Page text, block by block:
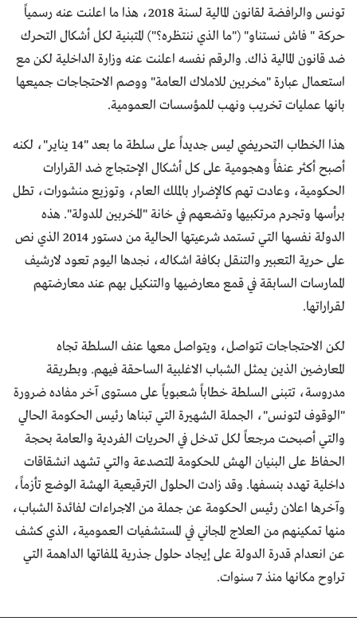
تونس والرافضة لقانون المالية لسنة 2018، هذا ما اعلنت عنه رسمياً
حركة " فاش نستناو" ("ما الذي ننتظره؟") المتبنية لكل أشكال التحرك
ضد قانون المالية ذاك. والرقم نفسه اعلنت عنه وزارة الداخلية لكن مع
استعمال عبارة "مخربين للاملاك العامة" ووصم الاحتجاجات جميعها
بانها عمليات تخريب ونهب للمؤسسات العمومية.
هذا الخطاب التحريضي ليس جديداً على سلطة ما بعد "14 يناير"، لكنه
أصبح أكثر عنفاً وهجومية على كل أشكال الإحتجاج ضد القرارات
الحكومية، وعادت تهم كالإضرار بالملك العام، وتوزيع منشورات، تطل
برأسها وتجرم مرتكبيها وتضعهم في خانة "المخربين للدولة". هذه
الدولة نفسها التي تستمد شرعيتها الحالية من دستور 2014 الذي نص
على حرية التعبير والتنقل بكافة اشكاله، نجدها اليوم تعود لارشيف
الممارسات السابقة في قمع معارضيها والتنكيل بهم عند معارضتهم
لقراراتها.
لكن الاحتجاجات تتواصل، ويتواصل معها عنف السلطة تجاه
المعارضين الذين يمثل الشباب الاغلبية الساحقة فيهم. وبطريقة
مدروسة، تتبنى السلطة خطاباً شعبوياً على مستوى آخر مفاده ضرورة
"الوقوف لتونس"، الجملة الشهيرة التي تبناها رئيس الحكومة الحالي
والتي أصبحت مرجعاً لكل تدخل في الحريات الفردية والعامة بحجة
الحفاظ على البنيان الهش للحكومة المتصدعة والتي تشهد انشقاقات
داخلية تهدد بنسفها. وقد زادت الحلول الترقيعية الهشة الوضع تأزماً،
وآخرها اعلان رئيس الحكومة عن جملة من الاجراءات لفائدة الشباب،
منها تمكينهم من العلاج المجاني في المستشفيات العمومية، الذي كشف
عن انعدام قدرة الدولة على إيجاد حلول جذرية لملفاتها الداهمة التي
تراوح مكانها منذ 7 سنوات.